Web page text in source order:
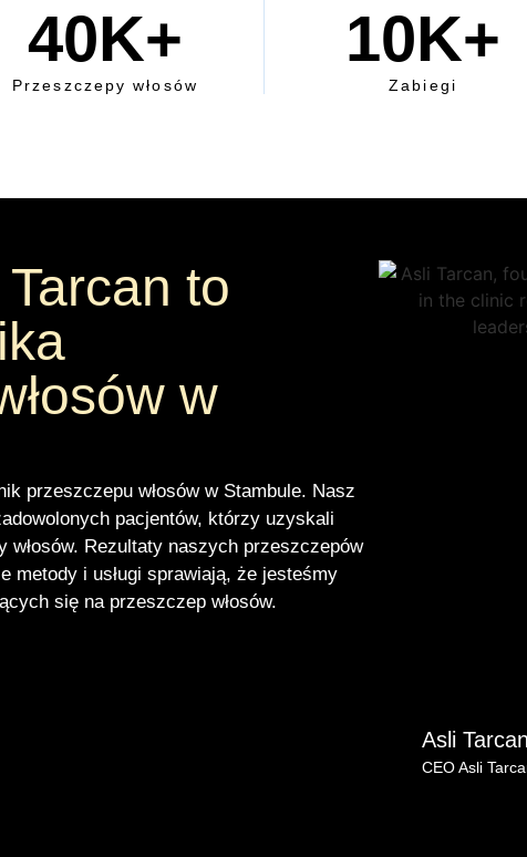
Przeszczepy włosów
40K+
Zabiegi
10K+
to
w
przeszczepu włosów w Stambule. Nasz
pacjentów, którzy uzyskali
włosów. Rezultaty naszych przeszczepów
metody i usługi sprawiają, że jesteśmy
się na przeszczep włosów.
Asli Tarcan
CEO Asli